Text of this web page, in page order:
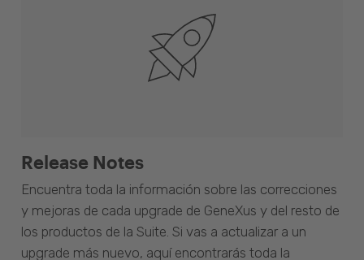
Release Notes
Encuentra toda la información sobre las correcciones
y mejoras de cada upgrade de GeneXus y del resto de
los productos de la Suite. Si vas a actualizar a un
upgrade más nuevo, aquí encontrarás toda la